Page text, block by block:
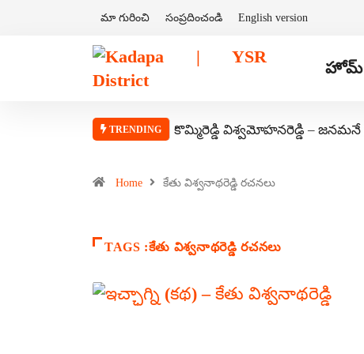
మా గురించి సంప్రదించండి English version
హోమ్
TRENDING కొమ్మిరెడ్డి విశ్వమోహనరెడ్డి –
Home కేతు విశ్వనాథరెడ్డి రచనలు
TAGS :కేతు విశ్వనాథరెడ్డి రచనలు